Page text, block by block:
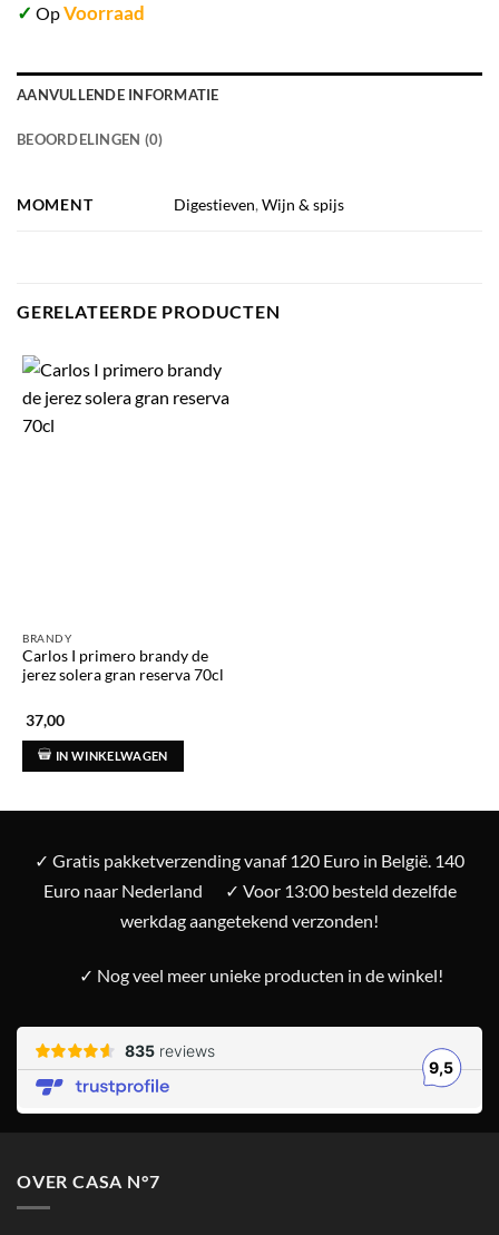
✓ OpVoorraad
AANVULLENDE INFORMATIE
BEOORDELINGEN (0)
MOMENT Digestieven,Wijn & spijs
GERELATEERDE PRODUCTEN
BRANDY
Carlos I primero brandy de
jerez solera gran reserva 70cl
37,00
IN WINKELWAGEN
✓ Gratis pakketverzending vanaf 120 Euro in België. 140
Euro naar Nederland
✓ Voor 13:00 besteld dezelfde
werkdag aangetekend verzonden!
✓ Nog veel meer unieke producten in de winkel!
OVER CASA N°7